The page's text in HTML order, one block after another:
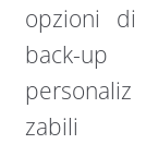
opzioni di
back-up
personaliz
zabili